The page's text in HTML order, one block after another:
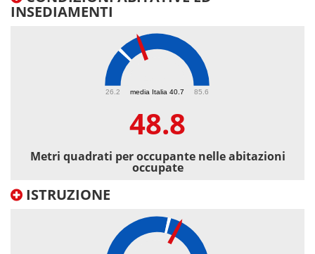
INSEDIAMENTI
media Italia 40.7
26.2 85.6
48.8
Metri quadrati per occupante nelle abitazioni
occupate
ISTRUZIONE